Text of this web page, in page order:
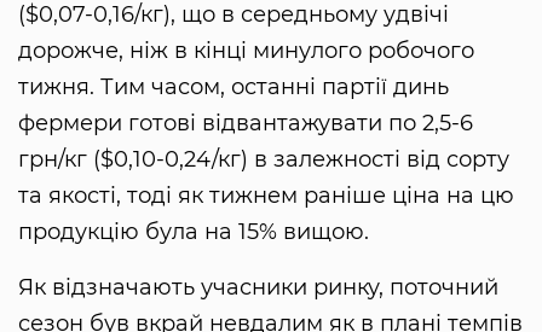
($0,07-0,16/кг), що в середньому удвічі
дорожче, ніж в кінці минулого робочого
тижня. Тим часом, останні партії динь
фермери готові відвантажувати по 2,5-6
грн/кг ($0,10-0,24/кг) в залежності від сорту
та якості, тоді як тижнем раніше ціна на цю
продукцію була на 15% вищою.
Як відзначають учасники ринку, поточний
сезон був вкрай невдалим як в плані темпів